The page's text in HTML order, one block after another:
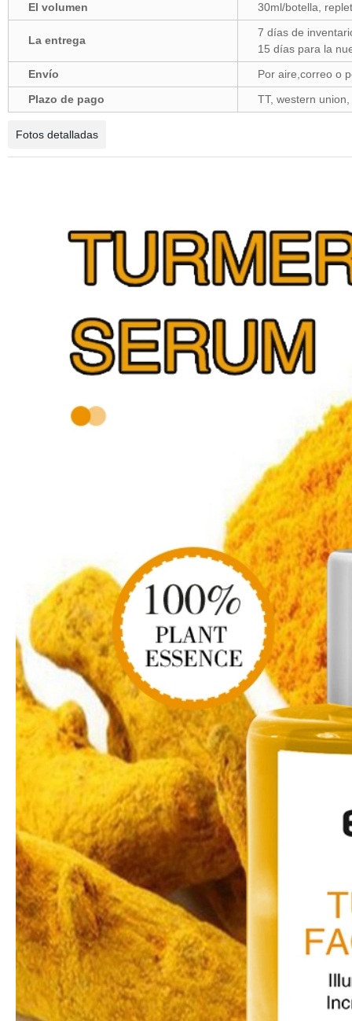
El volumen
30ml/botella,
La entrega
7 días de
15 días para la
Envío
Por aire,correo o
Plazo de pago
TT, western
Fotos detalladas